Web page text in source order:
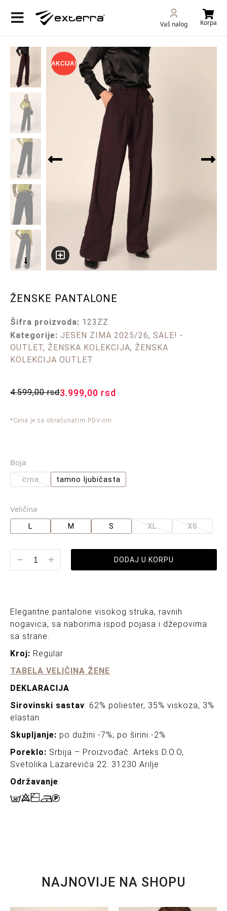
Vaš nalog Korpa
AKCIJA!
ŽENSKE PANTALONE
Šifra proizvoda: 123ZZ
Kategorije: JESEN ZIMA 2025/26, SALE! -
OUTLET, ŽENSKA KOLEKCIJA, ŽENSKA
KOLEKCIJA OUTLET
4.599,00rsd3.999,00 rsd
*Cena je sa obračunatim PDV-om
Boja
crna tamno ljubičasta
Veličina
L M S XL XS
DODAJ U KORPU
Elegantne pantalone visokog struka, ravnih
nogavica, sa naborima ispod pojasa i džepovima
sa strane.
Kroj: Regular
TABELA VELIČINA ŽENE
DEKLARACIJA:
Sirovinski sastav: 62% poliester, 35% viskoza, 3%
elastan
Skupljanje: po dužini -7%; po širini -2%
Poreklo: Srbija – Proizvođač: Arteks D.O.O,
Svetolika Lazarevića 22. 31230 Arilje
Održavanje:
NAJNOVIJE NA SHOPU